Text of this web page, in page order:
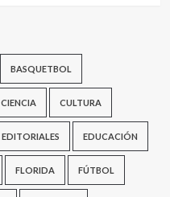
BASQUETBOL
CIENCIA CULTURA
EDITORIALES EDUCACIÓN
FLORIDA FÚTBOL